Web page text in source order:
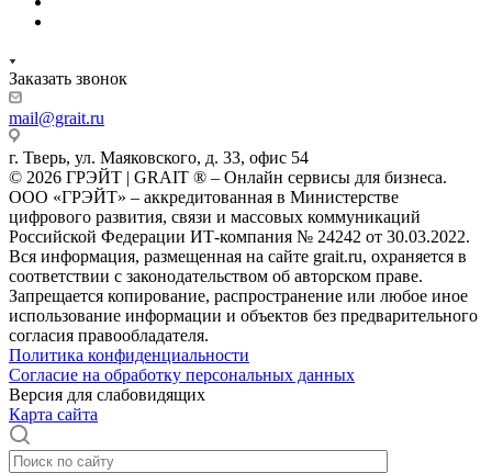
Заказать звонок
mail@grait.ru
г. Тверь, ул. Маяковского, д. 33, офис 54
© 2026 ГРЭЙТ | GRAIT ® – Онлайн сервисы для бизнеса.
ООО «ГРЭЙТ» – аккредитованная в Министерстве
цифрового развития, связи и массовых коммуникаций
Российской Федерации ИТ-компания № 24242 от 30.03.2022.
Вся информация, размещенная на сайте grait.ru, охраняется в
соответствии с законодательством об авторском праве.
Запрещается копирование, распространение или любое иное
использование информации и объектов без предварительного
согласия правообладателя.
Политика конфиденциальности
Согласие на обработку персональных данных
Версия для слабовидящих
Карта сайта